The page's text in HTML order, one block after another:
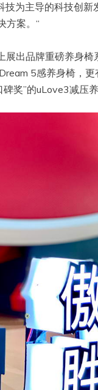
技为主导的科技创新
方案。“
展出品牌重磅养身椅
5感养身椅，更
奖”的uLove3减压养